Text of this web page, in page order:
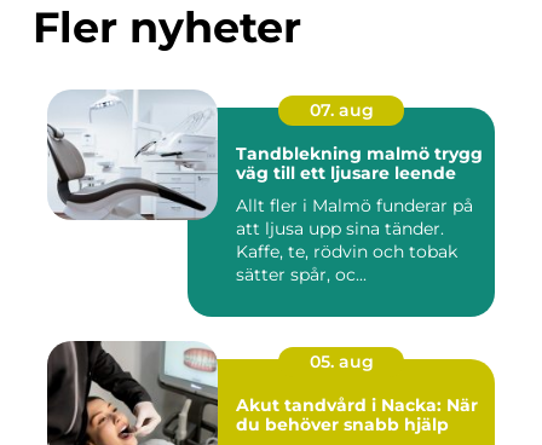
Fler nyheter
07. aug
Tandblekning malmö trygg
väg till ett ljusare leende
Allt fler i Malmö funderar på
att ljusa upp sina tänder.
Kaffe, te, rödvin och tobak
sätter spår, oc...
05. aug
Akut tandvård i Nacka: När
du behöver snabb hjälp